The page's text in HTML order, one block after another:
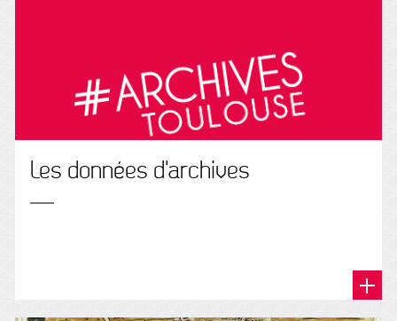
Les données d'archives